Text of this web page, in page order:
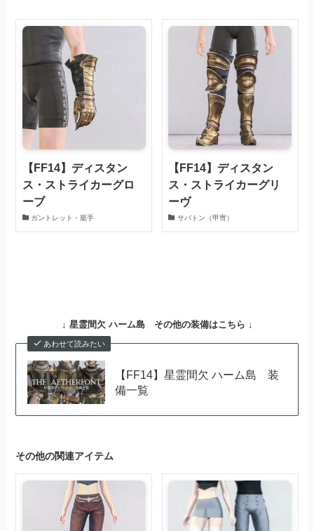
【FF14】ディスタン
ス・ストライカーグロ
ーブ
ガントレット・籠手
【FF14】ディスタン
ス・ストライカーグリ
ーヴ
サバトン（甲冑）
↓ 星霊間欠 ハーム島 その他の装備はこちら ↓
あわせて読みたい
【FF14】星霊間欠 ハーム島 装
備一覧
その他の関連アイテム